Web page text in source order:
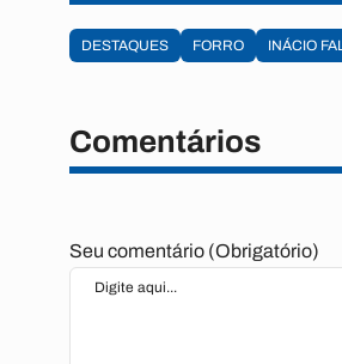
DESTAQUES FORRO INÁCIO
Comentários
Seu comentário (Obrigatório)